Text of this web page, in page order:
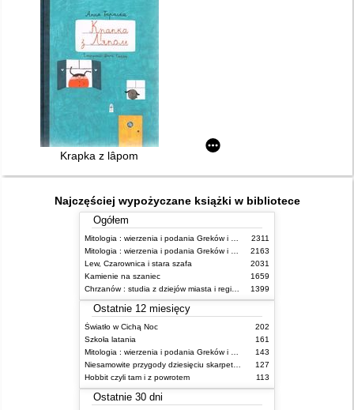
Krapka z lâpom
Najczęściej wypożyczane książki w bibliotece
Ogółem
Mitologia : wierzenia i podania Greków i Rzymian
2311
Mitologia : wierzenia i podania Greków i Rzymian
2163
Lew, Czarownica i stara szafa
2031
Kamienie na szaniec
1659
Chrzanów : studia z dziejów miasta i regionu do roku 1939
1399
Ostatnie 12 miesięcy
Światło w Cichą Noc
202
Szkoła latania
161
Mitologia : wierzenia i podania Greków i Rzymian
143
Niesamowite przygody dziesięciu skarpetek : (czterech prawych i sześciu lewych)
127
Hobbit czyli tam i z powrotem
113
Ostatnie 30 dni